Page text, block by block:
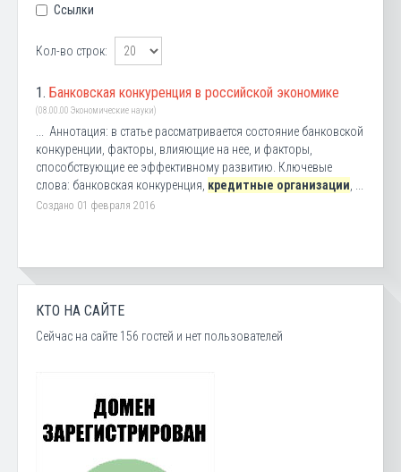
Ссылки
Кол-во строк:
1. Банковская конкуренция в российской экономике
(08.00.00 Экономические науки)
... Аннотация: в статье рассматривается состояние банковской
конкуренции, факторы, влияющие на нее, и факторы,
способствующие ее эффективному развитию. Ключевые
слова: банковская конкуренция, кредитные организации
Создано 01 февраля 2016
КТО НА САЙТЕ
Сейчас на сайте 156 гостей и нет пользователей